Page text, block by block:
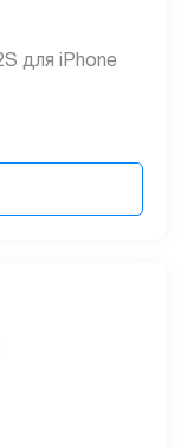
для iPhone